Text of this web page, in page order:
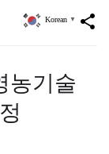
share
Korean ▼
농기술